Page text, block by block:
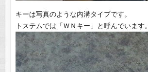
キーは写真のような内溝タイプです。
トステムでは「ＷＮキー」と呼んでいます。